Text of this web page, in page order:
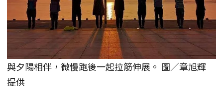
與夕陽相伴，微慢跑後一起拉筋伸展。 圖／章旭輝
提供